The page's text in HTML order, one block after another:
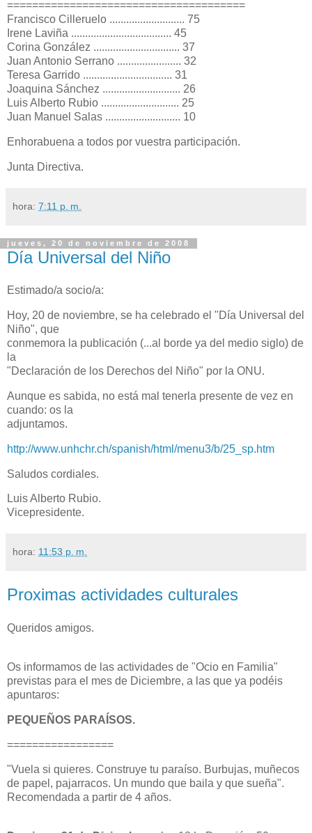
======================================
Francisco Cilleruelo ........................... 75
Irene Laviña .................................... 45
Corina González ............................... 37
Juan Antonio Serrano ....................... 32
Teresa Garrido ................................ 31
Joaquina Sánchez ............................ 26
Luis Alberto Rubio ............................ 25
Juan Manuel Salas ........................... 10
Enhorabuena a todos por vuestra participación.
Junta Directiva.
hora: 7:11 p. m.
jueves, 20 de noviembre de 2008
Día Universal del Niño
Estimado/a socio/a:
Hoy, 20 de noviembre, se ha celebrado el "Día Universal del
Niño", que
conmemora la publicación (...al borde ya del medio siglo) de
la
"Declaración de los Derechos del Niño" por la ONU.
Aunque es sabida, no está mal tenerla presente de vez en
cuando: os la
adjuntamos.
http://www.unhchr.ch/spanish/html/menu3/b/25_sp.htm
Saludos cordiales.
Luis Alberto Rubio.
Vicepresidente.
hora: 11:53 p. m.
Proximas actividades culturales
Queridos amigos.
Os informamos de las actividades de "Ocio en Familia"
previstas para el mes de Diciembre, a las que ya podéis
apuntaros:
PEQUEÑOS PARAÍSOS.
=================
"Vuela si quieres. Construye tu paraíso. Burbujas, muñecos
de papel, pajarracos. Un mundo que baila y que sueña".
Recomendada a partir de 4 años.